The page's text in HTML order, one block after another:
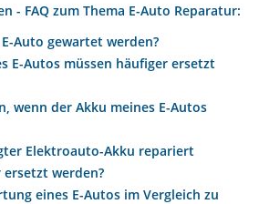
- FAQ zum Thema E-Auto Reparatur:
Auto gewartet werden?
E-Autos müssen häufiger ersetzt
wenn der Akku meines E-Autos
Elektroauto-Akku repariert
werden?
eines E-Autos im Vergleich zu